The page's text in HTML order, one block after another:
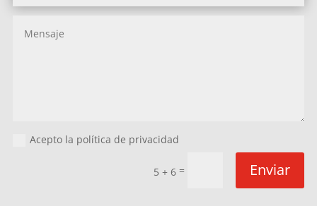
Acepto la política de privacidad
5 + 6 = Enviar